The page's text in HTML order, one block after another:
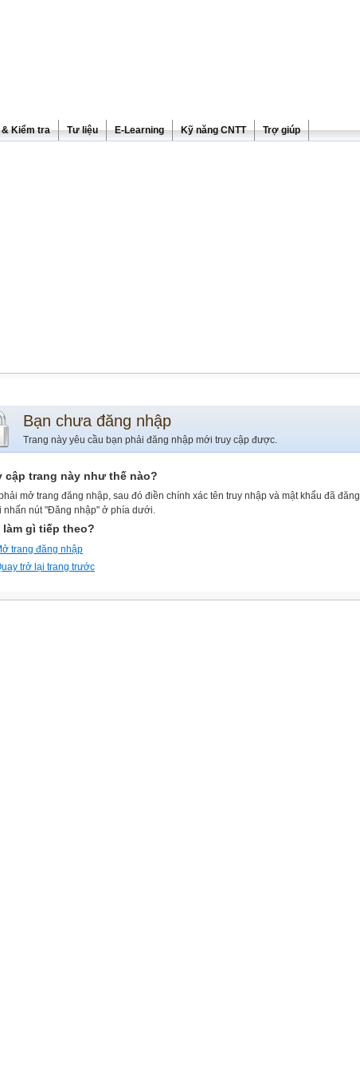
Kiểm tra Tư liệu E-Learning Kỹ năng CNTT Trợ giúp
Bạn chưa đăng nhập
Trang này yêu cầu bạn phải đăng nhập mới truy cập được.
cập trang này như thế nào?
mở trang đăng nhập, sau đó điền chính xác tên truy nhập và mật khẩu đã đăng
nhấn nút "Đăng nhập" ở phía dưới.
làm gì tiếp theo?
trang đăng nhập
trở lại trang trước